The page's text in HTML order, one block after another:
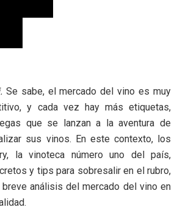
Se sabe, el mercado del vino es muy
y cada vez hay más etiquetas,
que se lanzan a la aventura de
sus vinos. En este contexto, los
la vinoteca número uno del país,
y tips para sobresalir en el rubro,
breve análisis del mercado del vino en